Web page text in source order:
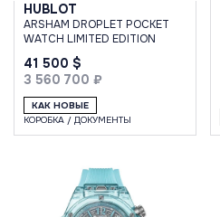
HUBLOT
ARSHAM DROPLET POCKET
WATCH LIMITED EDITION
41 500 $
3 560 700 ₽
КАК НОВЫЕ
КОРОБКА / ДОКУМЕНТЫ